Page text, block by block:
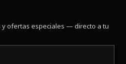
y ofertas especiales — directo a tu